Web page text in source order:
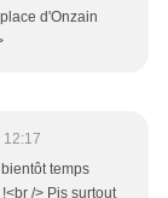
d'Onzain
temps
/> Pis surtout